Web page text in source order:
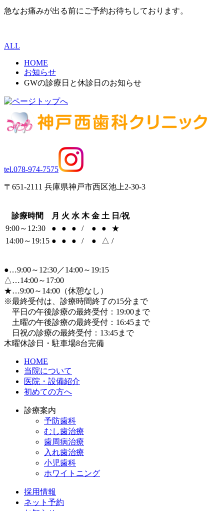
急なお痛みが出る前にご予約お待ちしております。
ALL
HOME
お知らせ
GWの診療日と休診日のお知らせ
tel.078-974-7575
〒651-2111 兵庫県神戸市西区池上2-30-3
診療時間 月 火 水 木 金 土 日/祝
9:00～12:30
● ● ● / ● ●
★
14:00～19:15 ● ● ● / ● △ /
●…9:00～12:30／14:00～19:15
△…14:00～17:00
★…9:00～14:00（休憩なし）
※最終受付は、診療時間終了の15分まで
平日の午後診療の最終受付：19:00まで
土曜の午後診療の最終受付：16:45まで
日祝の診療の最終受付：13:45まで
木曜休診日・駐車場8台完備
HOME
当院について
医院・設備紹介
初めての方へ
診療案内
予防歯科
むし歯治療
歯周病治療
入れ歯治療
小児歯科
ホワイトニング
採用情報
ネット予約